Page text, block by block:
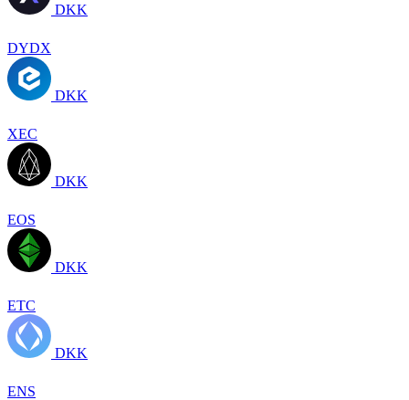
DKK
DYDX
DKK
XEC
DKK
EOS
DKK
ETC
DKK
ENS